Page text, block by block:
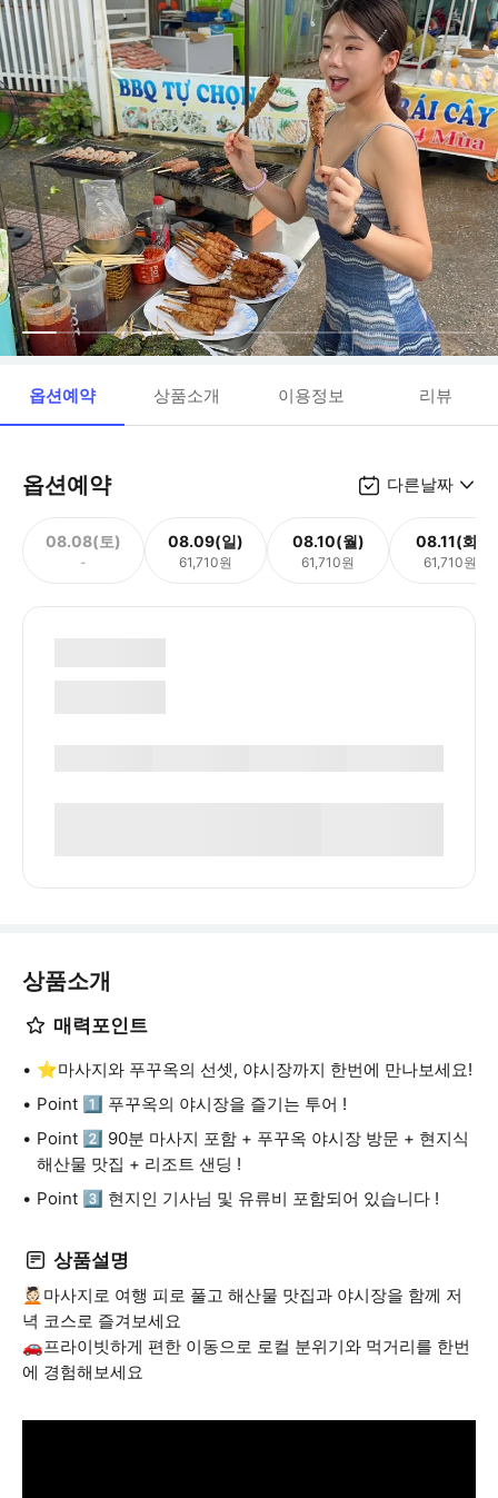
옵션예약 상품소개 이용정보 리뷰
옵션예약 다른날짜
08.08(토)
-
08.09(일)
61,710원
08.10(월)
61,710원
08.11(화)
61,710원
상품소개
매력포인트
⭐마사지와 푸꾸옥의 선셋, 야시장까지 한번에 만나보세요!
Point 1️⃣ 푸꾸옥의 야시장을 즐기는 투어 !
Point 2️⃣ 90분 마사지 포함 + 푸꾸옥 야시장 방문 + 현지식
해산물 맛집 + 리조트 샌딩 !
Point 3️⃣ 현지인 기사님 및 유류비 포함되어 있습니다 !
상품설명
💆🏻마사지로 여행 피로 풀고 해산물 맛집과 야시장을 함께 저
녁 코스로 즐겨보세요
🚗프라이빗하게 편한 이동으로 로컬 분위기와 먹거리를 한번
에 경험해보세요